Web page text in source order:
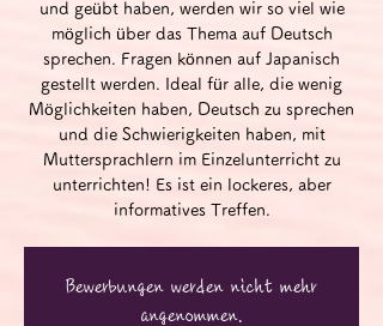
und geübt haben, werden wir so viel wie
möglich über das Thema auf Deutsch
sprechen. Fragen können auf Japanisch
gestellt werden. Ideal für alle, die wenig
Möglichkeiten haben, Deutsch zu sprechen
und die Schwierigkeiten haben, mit
Muttersprachlern im Einzelunterricht zu
unterrichten! Es ist ein lockeres, aber
informatives Treffen.
Bewerbungen werden nicht mehr
angenommen.